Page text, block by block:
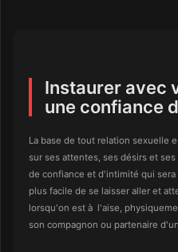
Instaurer avec
une confiance
La base de tout relation sexuelle
sur ses attentes, ses désirs et
de confiance et d'intimité qui
plus facile de se laisser aller et
lorsqu'on est à l'aise,
son compagnon ou partenaire